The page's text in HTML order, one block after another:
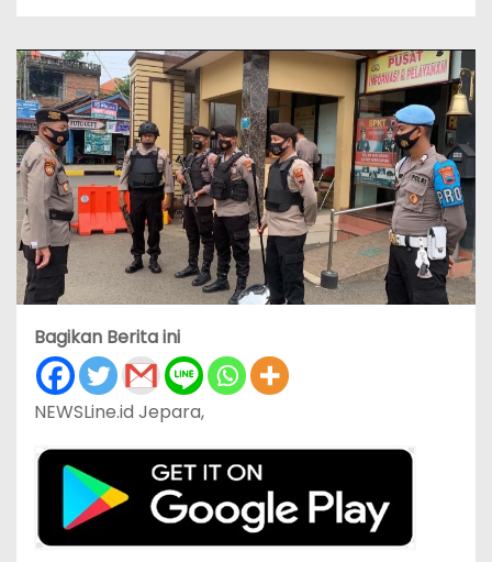
Bagikan Berita ini
NEWSLine.id Jepara,